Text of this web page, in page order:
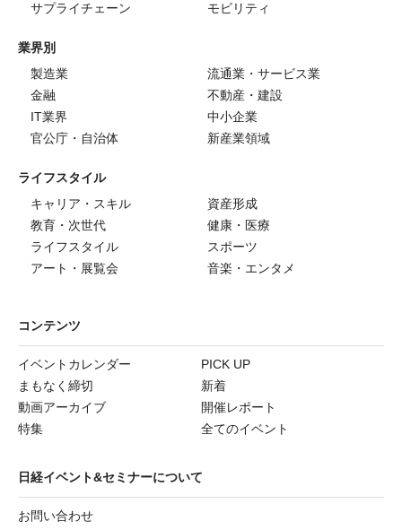
サプライチェーン
モビリティ
業界別
製造業
流通業・サービス業
金融
不動産・建設
IT業界
中小企業
官公庁・自治体
新産業領域
ライフスタイル
キャリア・スキル
資産形成
教育・次世代
健康・医療
ライフスタイル
スポーツ
アート・展覧会
音楽・エンタメ
コンテンツ
イベントカレンダー
PICK UP
まもなく締切
新着
動画アーカイブ
開催レポート
特集
全てのイベント
日経イベント&セミナーについて
お問い合わせ